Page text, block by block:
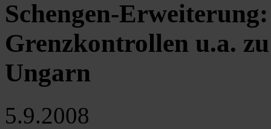
Schengen-
Grenzkontrollen u.a.
Ungarn
5.9.2008